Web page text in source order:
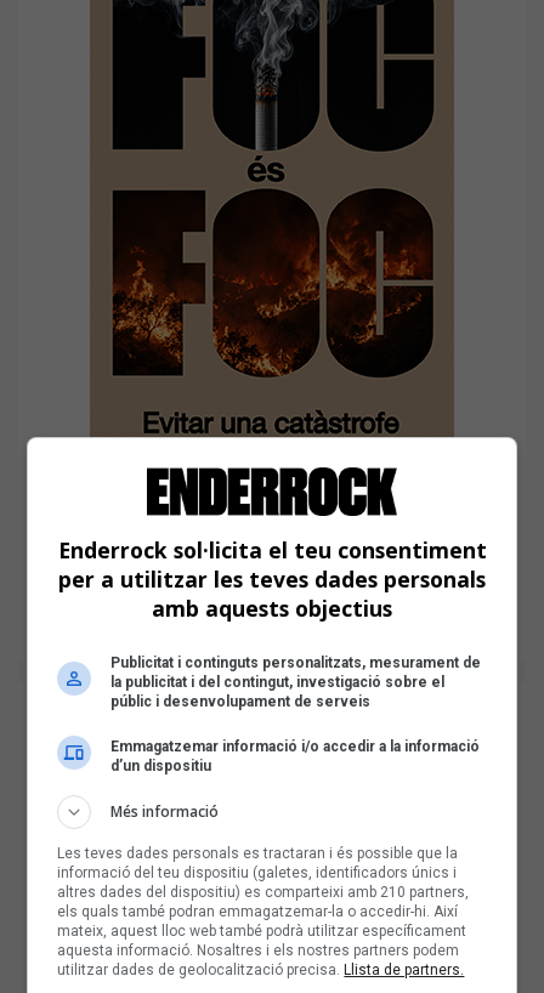
Enderrock sol·licita el teu consentiment
per a utilitzar les teves dades personals
amb aquests objectius
Publicitat i continguts personalitzats, mesurament de
la publicitat i del contingut, investigació sobre el
públic i desenvolupament de serveis
Emmagatzemar informació i/o accedir a la informació
d’un dispositiu
Més informació
Les teves dades personals es tractaran i és possible que la
informació del teu dispositiu (galetes, identificadors únics i
altres dades del dispositiu) es comparteixi amb 210 partners,
els quals també podran emmagatzemar-la o accedir-hi. Així
mateix, aquest lloc web també podrà utilitzar específicament
aquesta informació. Nosaltres i els nostres partners podem
utilitzar dades de geolocalització precisa.Llista de partners.